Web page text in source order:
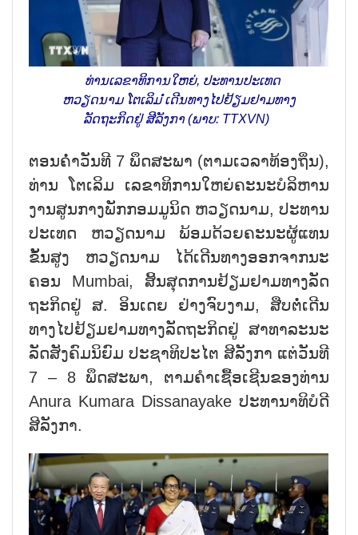
ທ່ານ​ເລ​ຂາ​ທິ​ການ​ໃຫຍ່, ປະ​ທານ​ປະ​ເທດ
ຫວຽດ​ນາມ ໂຕ​ເລິມ ​ໍ່​ເດີນ​ທາງ​ໄປ​ຢ້ຽມ​ຢາມ​ທາງ​
ລັດ​ຖະ​ກິດຢູ່ ສີ​​ລັງ​ກາ (ພາບ: TTXVN)
ຕອນ​ຄ່ຳ​ວັນ​ທີ 7 ພຶດ​ສະ​ພາ (ຕາມ​ເວ​ລາ​ທ້ອງ​ຖິ່ນ),
ທ່ານ ໂຕ​ເລິມ ​ເລ​ຂາ​ທິ​ການ​ໃຫຍ່ຄະ​ນະ​ບໍ​ລິ​ຫານ​
ງານ​ສູນ​ກາ​ງ​ພັກ​ກອມ​ມູ​ນິດ ຫວຽດ​ນາມ, ປະ​ທານ​
ປະ​ເທດ ຫວຽດ​ນາມ ​ພ້ອມ​ດ້ວຍ​ຄະ​ນະ​ຜູ້​ແທນ​
ຂັ້ນ​ສູງ ຫວຽດ​ນາມ ໄດ້​ເດີນ​ທາງອອກ​ຈາກ​ນະ​
ຄອນ Mumbai, ສິ້ນ​ສຸດ​ການ​ຢ້ຽມ​ຢາມ​ທາງ​ລັດ​
ຖະ​ກິດຢ​ູ່ ສ. ອິນ​ເດຍ ຢ່າງ​ຈົບ​ງາມ, ສືບ​ຕ​ໍ່​ເດີນ​
ທາງ​ໄປ​ຢ້ຽມ​ຢາມ​ທາງ​ລັດ​ຖະ​ກິດ​ຢູ່ ສາ​ທາ​ລະ​ນະ​
ລັດ​ສັງ​ຄົມ​ນິ​ຍົມ ປະ​ຊາ​ທິ​ປະ​ໄຕ ສີ​​ລັງ​ກາ ແຕ່​ວັນ​ທີ
7 – 8 ພຶດ​ສະ​ພາ, ຕາມ​ຄຳ​ເຊື້ອ​ເຊີນ​ຂອງ​ທ່ານ
Anura Kumara Dissanayake ປະ​ທາ​ນາ​ທິ​ບໍ​ດີ​
ສີ​ລັງ​ກາ.